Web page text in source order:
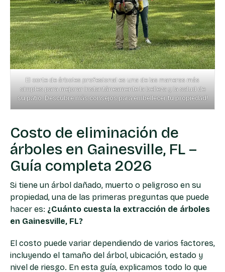
El corte de árboles profesional es una de las maneras más
simples para mejorar instantáneamente la belleza y la salud de
su patio. Descubre más consejos para embellecer tu propiedad!
Costo de eliminación de
árboles en Gainesville, FL –
Guía completa 2026
Si tiene un árbol dañado, muerto o peligroso en su
propiedad, una de las primeras preguntas que puede
hacer es: ¿Cuánto cuesta la extracción de árboles
en Gainesville, FL?
El costo puede variar dependiendo de varios factores,
incluyendo el tamaño del árbol, ubicación, estado y
nivel de riesgo. En esta guía, explicamos todo lo que